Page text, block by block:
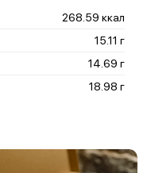
268.59 ккал
15.11 г
14.69 г
18.98 г